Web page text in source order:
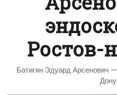
Ростов-
Батигян Эдуард Арсенович
Дону